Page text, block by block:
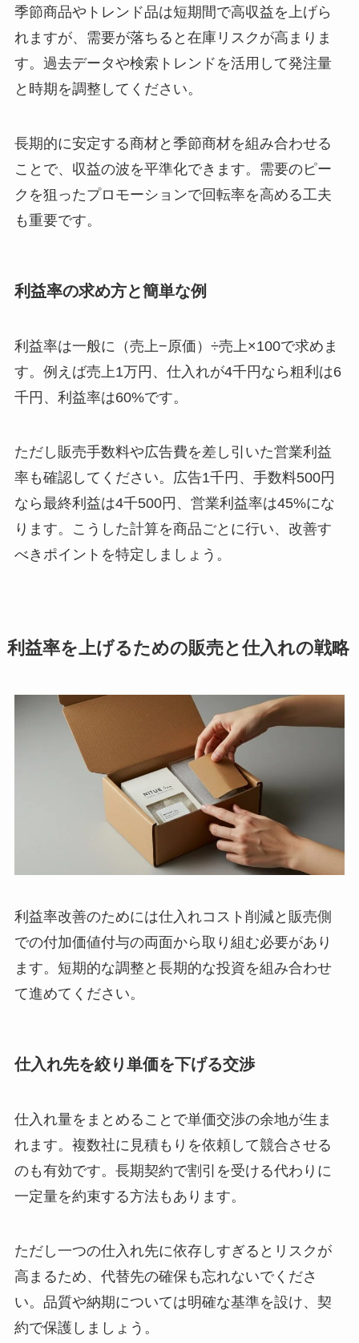
季節商品やトレンド品は短期間で高収益を上げら
れますが、需要が落ちると在庫リスクが高まりま
す。過去データや検索トレンドを活用して発注量
と時期を調整してください。
長期的に安定する商材と季節商材を組み合わせる
ことで、収益の波を平準化できます。需要のピー
クを狙ったプロモーションで回転率を高める工夫
も重要です。
利益率の求め方と簡単な例
利益率は一般に（売上−原価）÷売上×100で求めま
す。例えば売上1万円、仕入れが4千円なら粗利は6
千円、利益率は60%です。
ただし販売手数料や広告費を差し引いた営業利益
率も確認してください。広告1千円、手数料500円
なら最終利益は4千500円、営業利益率は45%にな
ります。こうした計算を商品ごとに行い、改善す
べきポイントを特定しましょう。
利益率を上げるための販売と仕入れの戦略
利益率改善のためには仕入れコスト削減と販売側
での付加価値付与の両面から取り組む必要があり
ます。短期的な調整と長期的な投資を組み合わせ
て進めてください。
仕入れ先を絞り単価を下げる交渉
仕入れ量をまとめることで単価交渉の余地が生ま
れます。複数社に見積もりを依頼して競合させる
のも有効です。長期契約で割引を受ける代わりに
一定量を約束する方法もあります。
ただし一つの仕入れ先に依存しすぎるとリスクが
高まるため、代替先の確保も忘れないでくださ
い。品質や納期については明確な基準を設け、契
約で保護しましょう。